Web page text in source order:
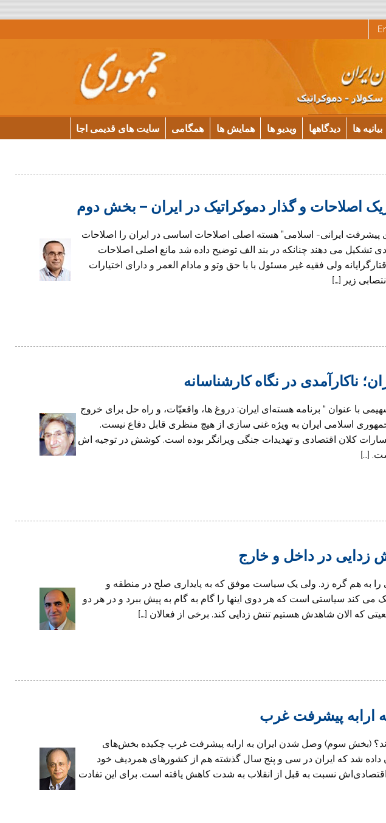
بیانیه ها دیدگاهها ویدیو ها همایش ها همگامی سایت های قدیمی اجا
اصلاحات و گذار دموکراتیک در ایران – بخش دوم
ایرانی- اسلامی” هسته اصلی اصلاحات اساسی در ایران را اصلاحات
تشکیل می دهند چنانکه در بند الف توضیح داده شد مانع اصلی اصلاحات
ولی فقیه غیر مسئول با با حق وتو و مادام العمر و دارای اختیارات
زیر […]
ناکارآمدی در نگاه کارشناسانه
با عنوان “ برنامه هسته‌ای ایران: دروغ ها، واقعیّات، و راه حل برای خروج
اسلامی ایران به ویژه غنی سازی از هیچ منظری قابل دفاع نیست.
کلان اقتصادی و تهدیدات جنگی ویرانگر بوده است. کوشش در توجیه اش
[…]
در داخل و خارج
را به هم گره زد. ولی یک سیاست موفق که به پایداری صلح در منطقه و
می کند سیاستی است که هر دوی اینها را گام به گام به پیش ببرد و در هر دو
که الان شاهدش هستیم تنش زدایی کند. برخی از فعالان […]
ارابه پیشرفت غرب
(بخش سوم) وصل شدن ایران به ارابه پیشرفت غرب چکیده بخش‌های
شد که ایران در سی و پنج سال گذشته هم از کشورهای همردیف خود
نسبت به قبل از انقلاب به شدت کاهش یافته است. برای این تفادت